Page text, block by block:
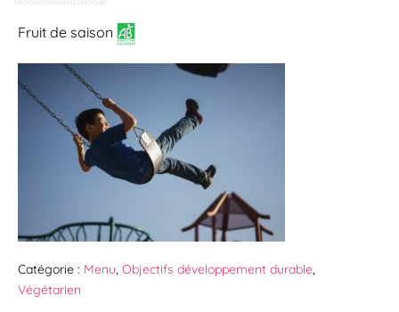
Fruit de saison
Catégorie : Menu, Objectifs développement durable,
Végétarien